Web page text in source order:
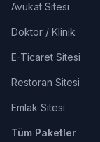
Avukat Sitesi
Doktor / Klinik
E-Ticaret Sitesi
Restoran Sitesi
Emlak Sitesi
Tüm Paketler